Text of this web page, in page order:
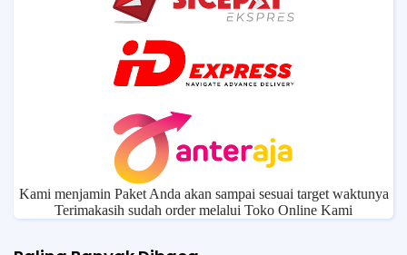
Kami menjamin Paket Anda akan sampai sesuai target waktunya
Terimakasih sudah order melalui Toko Online Kami